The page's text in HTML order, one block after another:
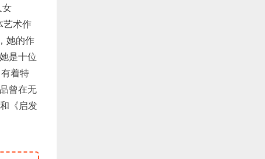
女
艺术作
她的作
是十位
着特
曾在无
《启发